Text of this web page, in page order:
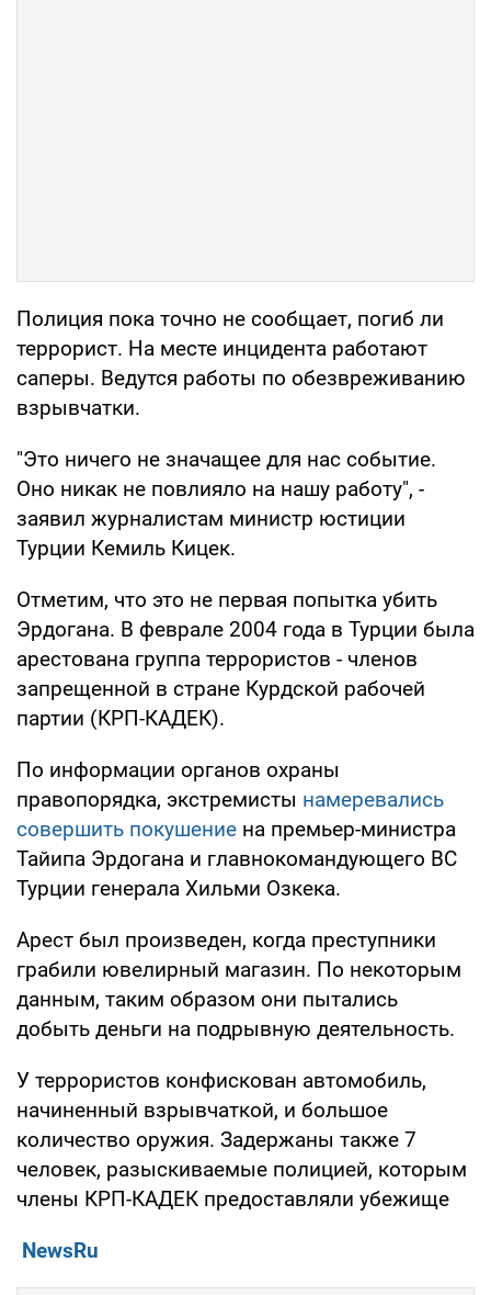
Полиция пока точно не сообщает, погиб ли
террорист. На месте инцидента работают
саперы. Ведутся работы по обезвреживанию
взрывчатки.
"Это ничего не значащее для нас событие.
Оно никак не повлияло на нашу работу", -
заявил журналистам министр юстиции
Турции Кемиль Кицек.
Отметим, что это не первая попытка убить
Эрдогана. В феврале 2004 года в Турции была
арестована группа террористов - членов
запрещенной в стране Курдской рабочей
партии (КРП-КАДЕК).
По информации органов охраны
правопорядка, экстремисты намеревались
совершить покушение на премьер-министра
Тайипа Эрдогана и главнокомандующего ВС
Турции генерала Хильми Озкека.
Арест был произведен, когда преступники
грабили ювелирный магазин. По некоторым
данным, таким образом они пытались
добыть деньги на подрывную деятельность.
У террористов конфискован автомобиль,
начиненный взрывчаткой, и большое
количество оружия. Задержаны также 7
человек, разыскиваемые полицией, которым
члены КРП-КАДЕК предоставляли убежище
NewsRu